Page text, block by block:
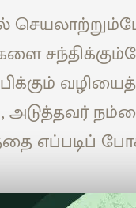
அடுத்தவர்
எப்படிப்